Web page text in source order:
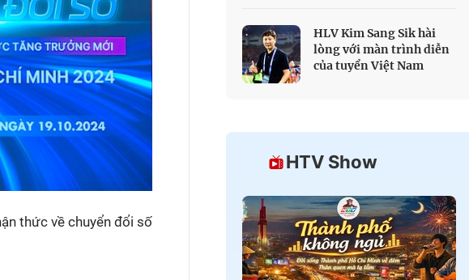
thức về chuyển đổi số
HLV Kim Sang Sik hài
lòng với màn trình diễn
của tuyển Việt Nam
HTV Show